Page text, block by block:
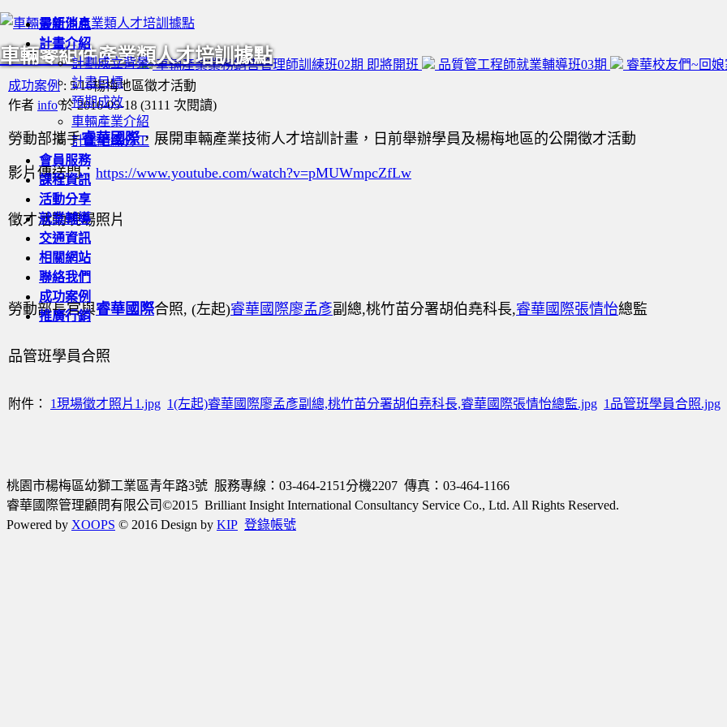
車輛零組件產業類人才培訓據點
最新消息
計畫介紹
計劃成立背景
計畫目標
預期成效
車輛產業介紹
計畫組織分工
會員服務
課程資訊
活動分享
就業輔導
交通資訊
相關網站
聯絡我們
成功案例
推廣行銷
車輛產業業務銷售管理師訓練班02期 即將開班 品質管工程師就業輔導班03期
睿華校友們~回
成功案例: 5/16楊梅地區徵才活動
作者 info 於 2016-05-18 (3111 次閱讀)
勞動部攜手睿華國際，展開車輛產業技術人才培訓計畫，日前舉辦學員及楊梅地區的公開徵才活動
影片傳送門： https://www.youtube.com/watch?v=pMUWmpcZfLw
徵才活動現場照片
勞動部長官與睿華國際合照, (左起)睿華國際廖孟彥副總,桃竹苗分署胡伯堯科長,睿華國際張情怡總監
品管班學員合照
附件： 1現場徵才照片1.jpg 1(左起)睿華國際廖孟彥副總,桃竹苗分署胡伯堯科長,睿華國際張情怡總監.jpg 1品管班學員合照.jpg
桃園市楊梅區幼獅工業區青年路3號 服務專線：03-464-2151分機2207 傳真：03-464-1166
睿華國際管理顧問有限公司©2015 Brilliant Insight International Consultancy Service Co., Ltd. All Rights Reserved.
Powered by XOOPS © 2016 Design by KIP 登錄帳號